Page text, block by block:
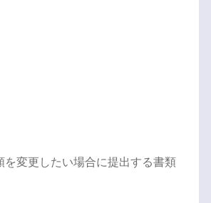
を変更したい場合に提出する書類